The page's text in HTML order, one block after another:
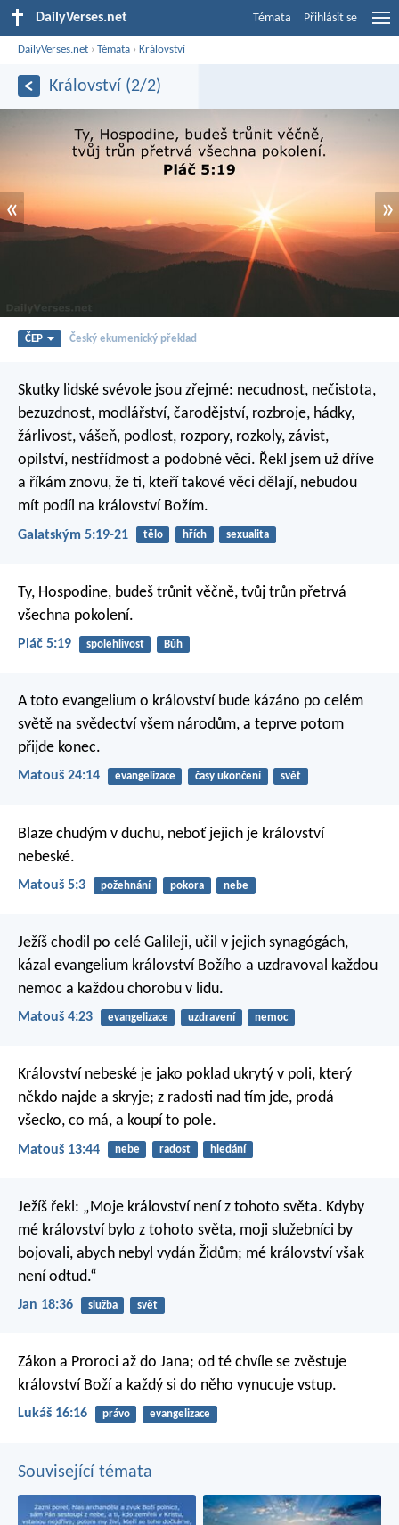
DailyVerses.net Témata Přihlásit se
DailyVerses.net ›Témata ›Království
Království (2/2)
« »
ČEP Český ekumenický překlad
Skutky lidské svévole jsou zřejmé: necudnost, nečistota,
bezuzdnost, modlářství, čarodějství, rozbroje, hádky,
žárlivost, vášeň, podlost, rozpory, rozkoly, závist,
opilství, nestřídmost a podobné věci. Řekl jsem už dříve
a říkám znovu, že ti, kteří takové věci dělají, nebudou
mít podíl na království Božím.
Galatským 5:19-21 tělo hřích sexualita
Ty, Hospodine, budeš trůnit věčně, tvůj trůn přetrvá
všechna pokolení.
Pláč 5:19 spolehlivost Bůh
A toto evangelium o království bude kázáno po celém
světě na svědectví všem národům, a teprve potom
přijde konec.
Matouš 24:14 evangelizace časy ukončení svět
Blaze chudým v duchu, neboť jejich je království
nebeské.
Matouš 5:3 požehnání pokora nebe
Ježíš chodil po celé Galileji, učil v jejich synagógách,
kázal evangelium království Božího a uzdravoval každou
nemoc a každou chorobu v lidu.
Matouš 4:23 evangelizace uzdravení nemoc
Království nebeské je jako poklad ukrytý v poli, který
někdo najde a skryje; z radosti nad tím jde, prodá
všecko, co má, a koupí to pole.
Matouš 13:44 nebe radost hledání
Ježíš řekl: „Moje království není z tohoto světa. Kdyby
mé království bylo z tohoto světa, moji služebníci by
bojovali, abych nebyl vydán Židům; mé království však
není odtud.“
Jan 18:36 služba svět
Zákon a Proroci až do Jana; od té chvíle se zvěstuje
království Boží a každý si do něho vynucuje vstup.
Lukáš 16:16 právo evangelizace
Související témata